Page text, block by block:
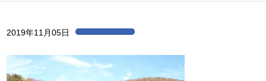
2019年11月05日